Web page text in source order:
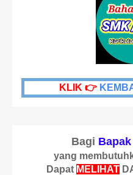
KLIK 👉
Bagi Bapak
yang
Dapat MELIHAT